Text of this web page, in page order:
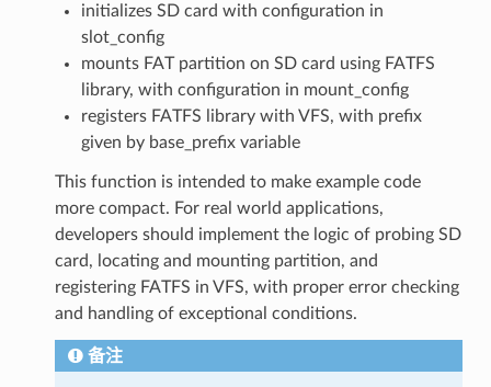
initializes SD card with configuration in
slot_config
mounts FAT partition on SD card using FATFS
library, with configuration in mount_config
registers FATFS library with VFS, with prefix
given by base_prefix variable
This function is intended to make example code
more compact. For real world applications,
developers should implement the logic of probing SD
card, locating and mounting partition, and
registering FATFS in VFS, with proper error checking
and handling of exceptional conditions.
备注